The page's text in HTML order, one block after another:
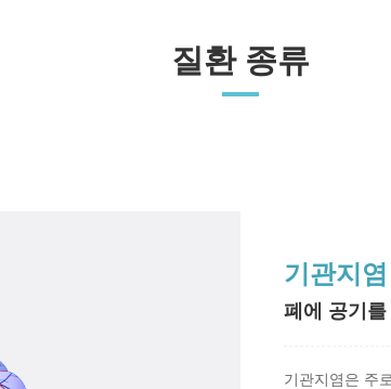
질환 종류
기관지염
폐에 공기
기관지염은 주